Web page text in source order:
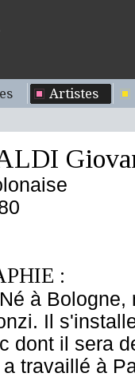
Artistes
:
à
Il
dont il sera
travaillé à